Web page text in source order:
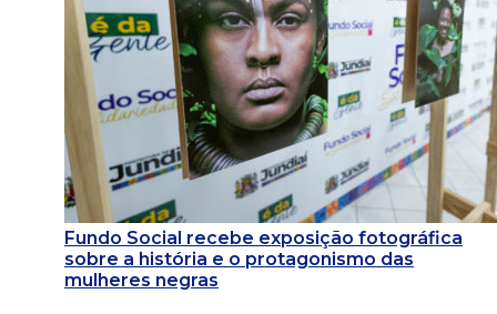
Fundo Social recebe exposição fotográfica
sobre a história e o protagonismo das
mulheres negras